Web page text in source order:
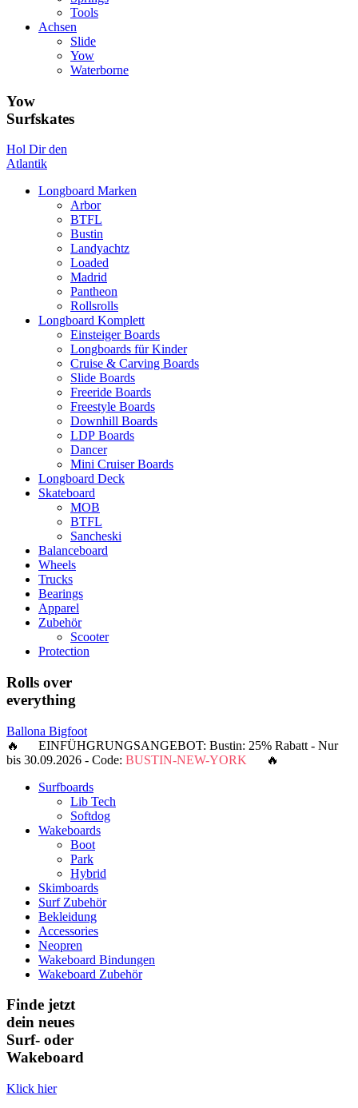
Tools
Achsen
Slide
Yow
Waterborne
Yow
Surfskates
Hol Dir den
Atlantik
Longboard Marken
Arbor
BTFL
Bustin
Landyachtz
Loaded
Madrid
Pantheon
Rollsrolls
Longboard Komplett
Einsteiger Boards
Longboards für Kinder
Cruise & Carving Boards
Slide Boards
Freeride Boards
Freestyle Boards
Downhill Boards
LDP Boards
Dancer
Mini Cruiser Boards
Longboard Deck
Skateboard
MOB
BTFL
Sancheski
Balanceboard
Wheels
Trucks
Bearings
Apparel
Zubehör
Scooter
Protection
Rolls over
everything
Ballona Bigfoot
🔥 EINFÜHGRUNGSANGEBOT: Bustin: 25% Rabatt - Nur
bis 30.09.2026 - Code: BUSTIN-NEW-YORK 🔥
Surfboards
Lib Tech
Softdog
Wakeboards
Boot
Park
Hybrid
Skimboards
Surf Zubehör
Bekleidung
Accessories
Neopren
Wakeboard Bindungen
Wakeboard Zubehör
Finde jetzt
dein neues
Surf- oder
Wakeboard
Klick hier